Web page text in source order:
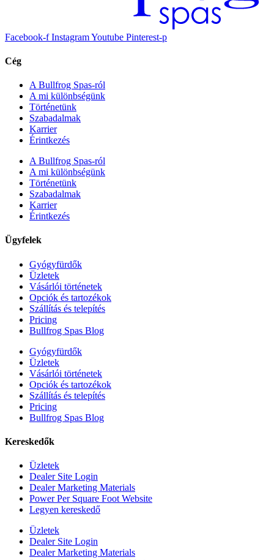
Facebook-f InstagramYoutube Pinterest-p
Cég
A Bullfrog Spas-ról
A mi különbségünk
Történetünk
Szabadalmak
Karrier
Érintkezés
A Bullfrog Spas-ról
A mi különbségünk
Történetünk
Szabadalmak
Karrier
Érintkezés
Ügyfelek
Gyógyfürdők
Üzletek
Vásárlói történetek
Opciók és tartozékok
Szállítás és telepítés
Pricing
Bullfrog Spas Blog
Gyógyfürdők
Üzletek
Vásárlói történetek
Opciók és tartozékok
Szállítás és telepítés
Pricing
Bullfrog Spas Blog
Kereskedők
Üzletek
Dealer Site Login
Dealer Marketing Materials
Power Per Square Foot Website
Legyen kereskedő
Üzletek
Dealer Site Login
Dealer Marketing Materials